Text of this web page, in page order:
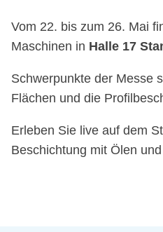
Vom 22. bis zum 26. Mai
Maschinen in Halle 17
Schwerpunkte der Messe
Flächen und die
Erleben Sie live auf dem
Beschichtung mit Ölen